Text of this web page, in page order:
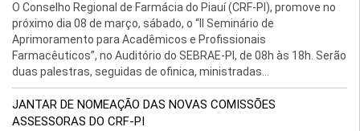
O Conselho Regional de Farmácia do Piauí (CRF-PI), promove no
próximo dia 08 de março, sábado, o “II Seminário de
Aprimoramento para Acadêmicos e Profissionais
Farmacêuticos”, no Auditório do SEBRAE-PI, de 08h às 18h. Serão
duas palestras, seguidas de ofinica, ministradas...
JANTAR DE NOMEAÇÃO DAS NOVAS COMISSÕES
ASSESSORAS DO CRF-PI